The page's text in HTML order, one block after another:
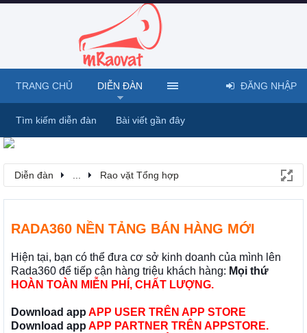
Diễn đàn Rao vặt Tổng hợp
RADA360 NỀN TẢNG BÁN HÀNG MỚI
Hiện tại, bạn có thể đưa cơ sở kinh doanh của mình lên
Rada360 để tiếp cận hàng triệu khách hàng: Mọi thứ
HOÀN TOÀN MIỄN PHÍ, CHẤT LƯỢNG.
Download app APP USER TRÊN APP STORE
Download app APP PARTNER TRÊN APPSTORE.
TRANG CHỦ DIỄN ĐÀN
Tìm kiếm diễn đàn Bài viết gần đây
ĐĂNG NHẬP